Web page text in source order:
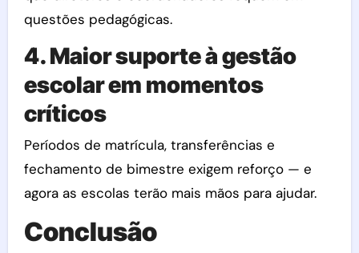
questões pedagógicas.
4. Maior suporte à gestão
escolar em momentos
críticos
Períodos de matrícula, transferências e
fechamento de bimestre exigem reforço — e
agora as escolas terão mais mãos para ajudar.
Conclusão